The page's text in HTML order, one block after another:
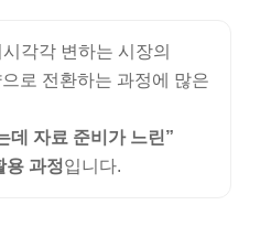
각각 변하는 시장의
로 전환하는 과정에 많은
데 자료 준비가 느린”
용 과정입니다.